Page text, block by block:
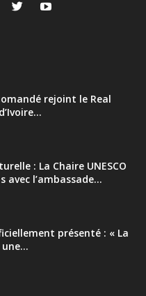
rejoint le Real
: La Chaire UNESCO
avec l’ambassade...
présenté : « La